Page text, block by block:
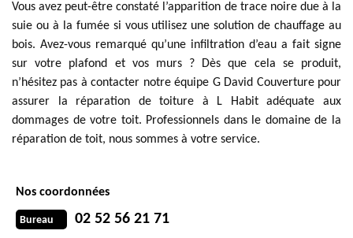
Vous avez peut-être constaté l’apparition de trace noire due à la
suie ou à la fumée si vous utilisez une solution de chauffage au
bois. Avez-vous remarqué qu’une infiltration d’eau a fait signe
sur votre plafond et vos murs ? Dès que cela se produit,
n’hésitez pas à contacter notre équipe G David Couverture pour
assurer la réparation de toiture à L Habit adéquate aux
dommages de votre toit. Professionnels dans le domaine de la
réparation de toit, nous sommes à votre service.
Nos coordonnées
Bureau 02 52 56 21 71